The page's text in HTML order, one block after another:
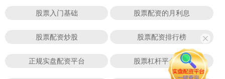
股票入门基础 股票配资的月利息
股票配资炒股 股票配资排行榜
正规实盘配资平台 股票杠杆平台排行